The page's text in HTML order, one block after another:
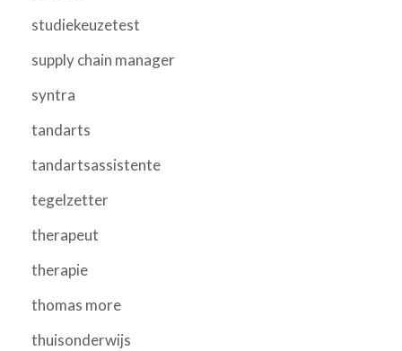
studiekeuzetest
supply chain manager
syntra
tandarts
tandartsassistente
tegelzetter
therapeut
therapie
thomas more
thuisonderwijs